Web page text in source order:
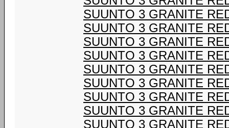
SUUNTO 3 GRANITE
SUUNTO 3 GRANITE
SUUNTO 3 GRANITE
SUUNTO 3 GRANITE
SUUNTO 3 GRANITE
SUUNTO 3 GRANITE
SUUNTO 3 GRANITE
SUUNTO 3 GRANITE
SUUNTO 3 GRANITE